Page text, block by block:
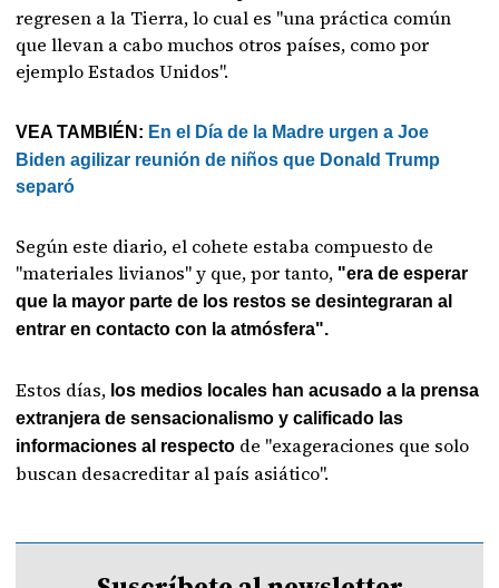
regresen a la Tierra, lo cual es "una práctica común
que llevan a cabo muchos otros países, como por
ejemplo Estados Unidos".
VEA TAMBIÉN: En el Día de la Madre urgen a Joe
Biden agilizar reunión de niños que Donald Trump
separó
Según este diario, el cohete estaba compuesto de
"materiales livianos" y que, por tanto, "era de esperar
que la mayor parte de los restos se desintegraran al
entrar en contacto con la atmósfera".
Estos días, los medios locales han acusado a la prensa
extranjera de sensacionalismo y calificado las
informaciones al respecto de "exageraciones que solo
buscan desacreditar al país asiático".